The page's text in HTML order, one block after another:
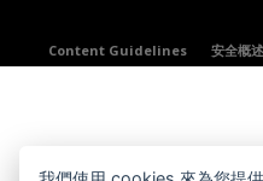
Content Guidelines
安全概述